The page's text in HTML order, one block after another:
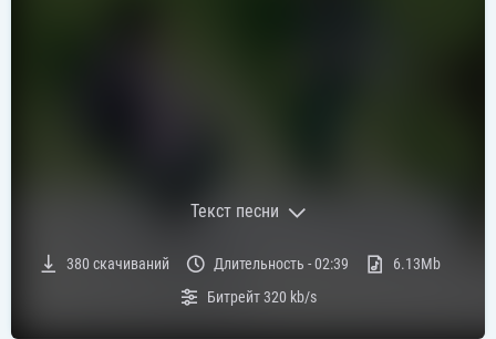
Текст песни
[엔시티 드림 "Off The Wall" 가사]
380 скачиваний Длительность -02:39
6.13Mb
Битрейт320 kb/s